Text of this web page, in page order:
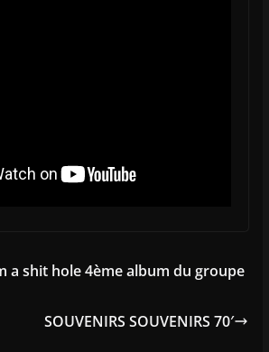
a shit hole 4ème album du groupe
SOUVENIRS SOUVENIRS 70′